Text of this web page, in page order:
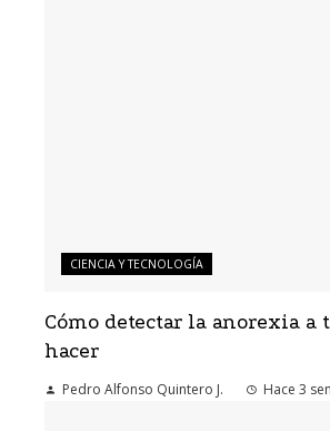
CIENCIA Y TECNOLOGÍA
Cómo detectar la anorexia a
hacer
Pedro Alfonso Quintero J. Hace 3